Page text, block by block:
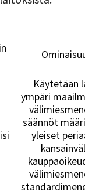
Käytetään
ympäri maailmaa.
säännöt
yleiset